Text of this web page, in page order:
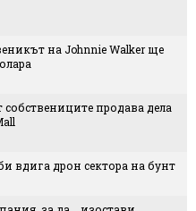
на Johnnie Walker ще
продава дела
вдига дрон сектора на бунт